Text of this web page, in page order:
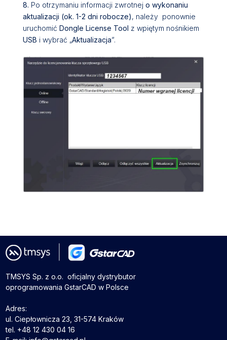
8. Po otrzymaniu informacji zwrotnejo wykonaniu
aktualizacji (ok. 1-2 dni robocze), należy ponownie
uruchomićDongle License Tool z wpiętym nośnikiem
USB i wybrać „Aktualizacja”.
TMSYS Sp. z o.o. ­ oficjalny dystrybutor
oprogramowania GstarCAD w Polsce
Adres:
ul. Ciepłownicza 23, 31-574 Kraków
tel. +48 12 430 04 16